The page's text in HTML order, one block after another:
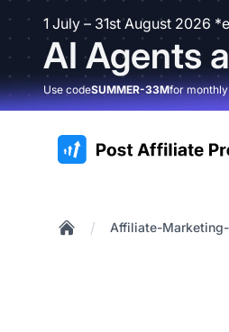
1 July – 31st August 2026
AI Agents
Use codeSUMMER-33Mfor
:site.title
/ Affiliate-